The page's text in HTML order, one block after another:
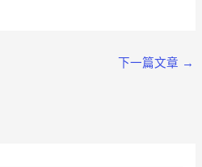
下一篇文章 →